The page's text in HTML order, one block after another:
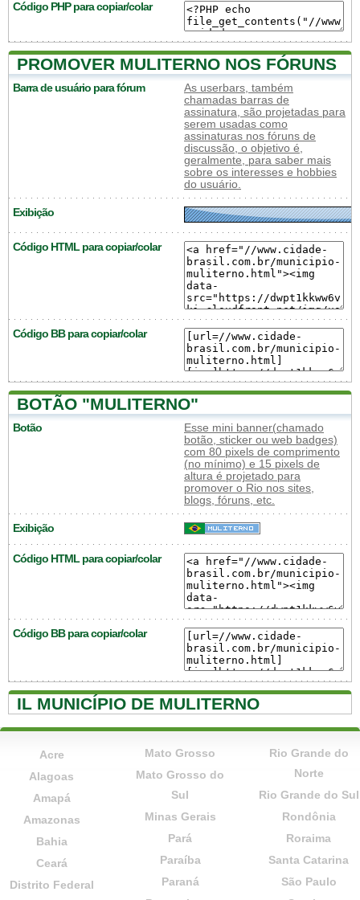
Código PHP para copiar/colar
PROMOVER MULITERNO NOS FÓRUNS
Barra de usuário para fórum
As userbars, também
chamadas barras de
assinatura, são projetadas para
serem usadas como
assinaturas nos fóruns de
discussão, o objetivo é,
geralmente, para saber mais
sobre os interesses e hobbies
do usuário.
Exibição
Código HTML para copiar/colar
Código BB para copiar/colar
BOTÃO "MULITERNO"
Botão
Esse mini banner(chamado
botão, sticker ou web badges)
com 80 pixels de comprimento
(no mínimo) e 15 pixels de
altura é projetado para
promover o Rio nos sites,
blogs, fóruns, etc.
Exibição
Código HTML para copiar/colar
Código BB para copiar/colar
IL MUNICÍPIO DE MULITERNO
Acre
Alagoas
Amapá
Amazonas
Bahia
Ceará
Distrito Federal
Mato Grosso
Mato Grosso do
Sul
Minas Gerais
Pará
Paraíba
Paraná
Rio Grande do
Norte
Rio Grande do Sul
Rondônia
Roraima
Santa Catarina
São Paulo